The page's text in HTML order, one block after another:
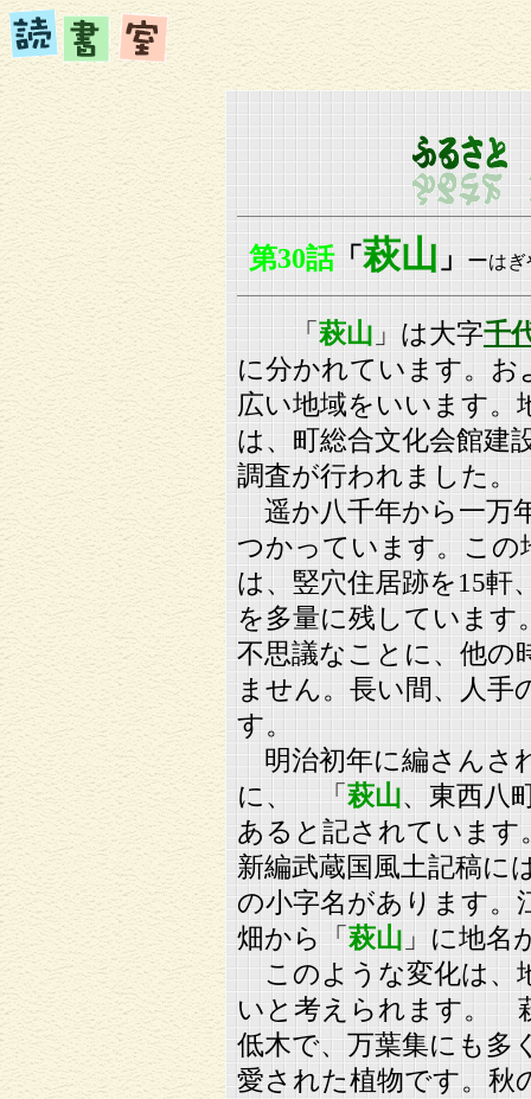
第30話「 萩山 」 ーはぎ
「萩山」は大字千
に分かれています。お
広い地域をいいます。
は、町総合文化会館建
調査が行われました。
遥か八千年から一万
つかっています。この
は、竪穴住居跡を15軒
を多量に残しています
不思議なことに、他の
ません。長い間、人
す。
明治初年に編さんさ
に、 「萩山、東西八
あると記されています
新編武蔵国風土記稿に
の小字名があります。
畑から「萩山 」に地名
このような変化は、
いと考えられます。
低木で、万葉集にも多
愛された植物です。秋